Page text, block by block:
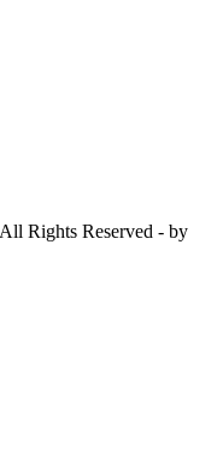
Rights Reserved - by